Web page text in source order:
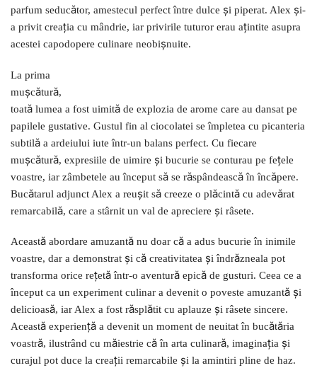
parfum seducător, amestecul perfect între dulce și piperat. Alex și-
a privit creația cu mândrie, iar privirile tuturor erau ațintite asupra
acestei capodopere culinare neobișnuite.
La prima
mușcătură,
toată lumea a fost uimită de explozia de arome care au dansat pe
papilele gustative. Gustul fin al ciocolatei se împletea cu picanteria
subtilă a ardeiului iute într-un balans perfect. Cu fiecare
mușcătură, expresiile de uimire și bucurie se conturau pe fețele
voastre, iar zâmbetele au început să se răspândească în încăpere.
Bucătarul adjunct Alex a reușit să creeze o plăcintă cu adevărat
remarcabilă, care a stârnit un val de apreciere și râsete.
Această abordare amuzantă nu doar că a adus bucurie în inimile
voastre, dar a demonstrat și că creativitatea și îndrăzneala pot
transforma orice rețetă într-o aventură epică de gusturi. Ceea ce a
început ca un experiment culinar a devenit o poveste amuzantă și
delicioasă, iar Alex a fost răsplătit cu aplauze și râsete sincere.
Această experiență a devenit un moment de neuitat în bucătăria
voastră, ilustrând cu măiestrie că în arta culinară, imaginația și
curajul pot duce la creații remarcabile și la amintiri pline de haz.